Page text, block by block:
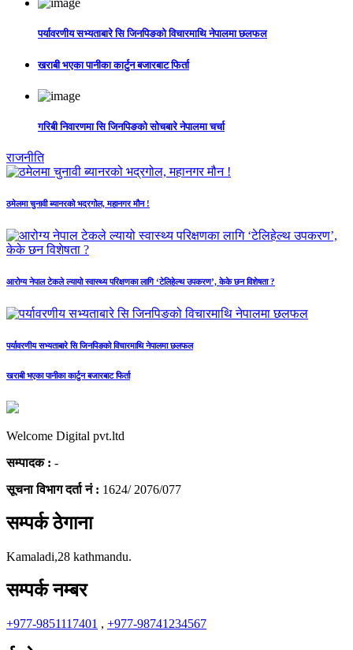
पर्यावरणीय सभ्यताबारे सि जिनपिङको विचारमाथि नेपालमा छलफल
खराबी भएका पानीका कार्टुन बजारबाट फिर्ता
गरिबी निवारणमा सि जिनपिङको सोचबारे नेपालमा चर्चा
राजनीति
ठमेलमा चुनावी ब्यानरको भद्रगोल, महानगर मौन !
आरोग्य नेपाल टेकले ल्यायो स्वास्थ्य परिक्षणका लागि ‘टेलिहेल्थ उपकरण’, केके छन विशेषता ?
पर्यावरणीय सभ्यताबारे सि जिनपिङको विचारमाथि नेपालमा छलफल
खराबी भएका पानीका कार्टुन बजारबाट फिर्ता
Welcome Digital pvt.ltd
सम्पादक : -
सूचना विभाग दर्ता नं : 1624/ 2076/077
सम्पर्क ठेगाना
Kamaladi,28 kathmandu.
सम्पर्क नम्बर
+977-9851117401 , +977-98741234567